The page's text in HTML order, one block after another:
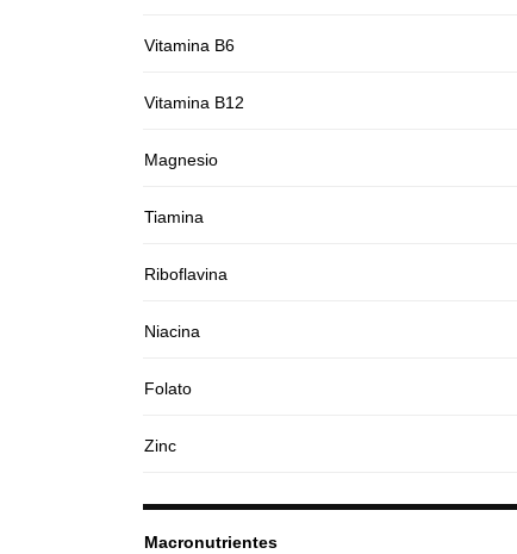
Vitamina B6
Vitamina B12
Magnesio
Tiamina
Riboflavina
Niacina
Folato
Zinc
Macronutrientes